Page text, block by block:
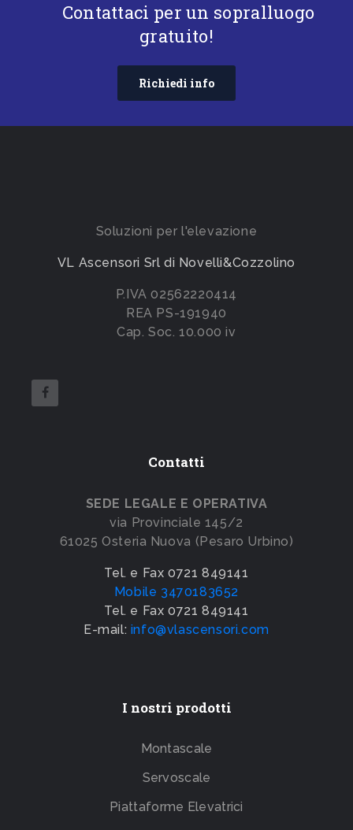
Contattaci per un sopralluogo
gratuito!
Richiedi info
Soluzioni per l'elevazione
VL Ascensori Srl di Novelli&Cozzolino
P.IVA 02562220414
REA PS-191940
Cap. Soc. 10.000 iv
Contatti
SEDE LEGALE E OPERATIVA
via Provinciale 145/2
61025 Osteria Nuova (Pesaro Urbino)
Tel. e Fax 0721 849141
Mobile 3470183652
Tel. e Fax 0721 849141
E-mail: info@vlascensori.com
I nostri prodotti
Montascale
Servoscale
Piattaforme Elevatrici